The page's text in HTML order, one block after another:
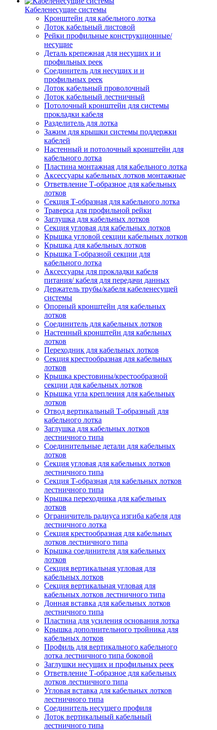
Кабеленесущие системы
Кронштейн для кабельного лотка
Лоток кабельный листовой
Рейки профильные конструкционные/
несущие
Деталь крепежная для несущих и и
профильных реек
Соединитель для несущих и и
профильных реек
Лоток кабельный проволочный
Лоток кабельный лестничный
Потолочный кронштейн для системы
прокладки кабеля
Разделитель для лотка
Зажим для крышки системы поддержки
кабелей
Настенный и потолочный кронштейн для
кабельного лотка
Пластина монтажная для кабельного лотка
Аксессуары кабельных лотков монтажные
Ответвление Т-образное для кабельных
лотков
Секция Т-образная для кабельного лотка
Траверса для профильной рейки
Заглушка для кабельных лотков
Секция угловая для кабельных лотков
Крышка угловой секции кабельных лотков
Крышка для кабельных лотков
Крышка Т-образной секции для
кабельного лотка
Аксессуары для прокладки кабеля
питания/ кабеля для передачи данных
Держатель трубы/кабеля кабеленесущей
системы
Опорный кронштейн для кабельных
лотков
Соединитель для кабельных лотков
Настенный кронштейн для кабельных
лотков
Переходник для кабельных лотков
Секция крестообразная для кабельных
лотков
Крышка крестовины/крестообразной
секции для кабельных лотков
Крышка угла крепления для кабельных
лотков
Отвод вертикальный Т-образный для
кабельного лотка
Заглушка для кабельных лотков
лестничного типа
Соединительные детали для кабельных
лотков
Секция угловая для кабельных лотков
лестничного типа
Секция Т-образная для кабельных лотков
лестничного типа
Крышка переходника для кабельных
лотков
Ограничитель радиуса изгиба кабеля для
лестничного лотка
Секция крестообразная для кабельных
лотков лестничного типа
Крышка соединителя для кабельных
лотков
Секция вертикальная угловая для
кабельных лотков
Секция вертикальная угловая для
кабельных лотков лестничного типа
Донная вставка для кабельных лотков
лестничного типа
Пластина для усиления основания лотка
Крышка дополнительного тройника для
кабельных лотков
Профиль для вертикального кабельного
лотка лестничного типа боковой
Заглушки несущих и профильных реек
Ответвление Т-образное для кабельных
лотков лестничного типа
Угловая вставка для кабельных лотков
лестничного типа
Соединитель несущего профиля
Лоток вертикальный кабельный
лестничного типа